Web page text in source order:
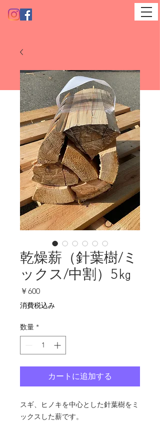
乾燥薪（針葉樹/ミ
ックス/中割）5㎏
￥600価
格
消費税込み
数量 *
カートに追加する
スギ、ヒノキを中心とした針葉樹をミ
ックスした薪です。